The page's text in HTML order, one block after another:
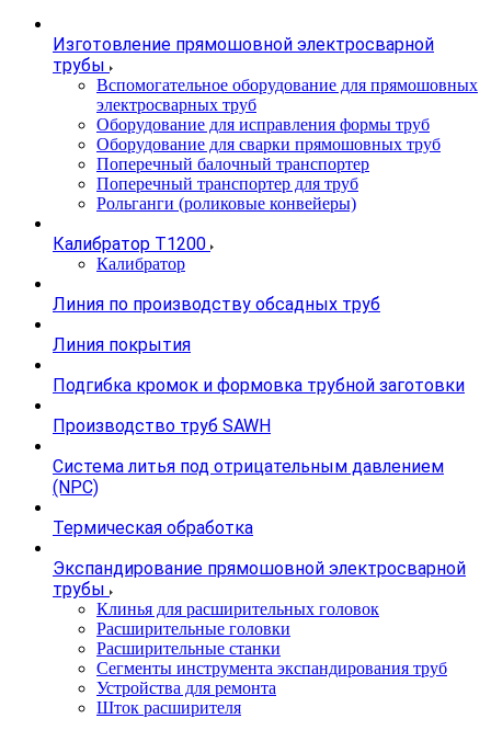
Изготовление прямошовной электросварной
трубы
Вспомогательное оборудование для прямошовных
электросварных труб
Оборудование для исправления формы труб
Оборудование для сварки прямошовных труб
Поперечный балочный транспортер
Поперечный транспортер для труб
Рольганги (роликовые конвейеры)
Калибратор Т1200
Калибратор
Линия по производству обсадных труб
Линия покрытия
Подгибка кромок и формовка трубной заготовки
Производство труб SAWH
Система литья под отрицательным давлением
(NPC)
Термическая обработка
Экспандирование прямошовной электросварной
трубы
Клинья для расширительных головок
Расширительные головки
Расширительные станки
Сегменты инструмента экспандирования труб
Устройства для ремонта
Шток расширителя